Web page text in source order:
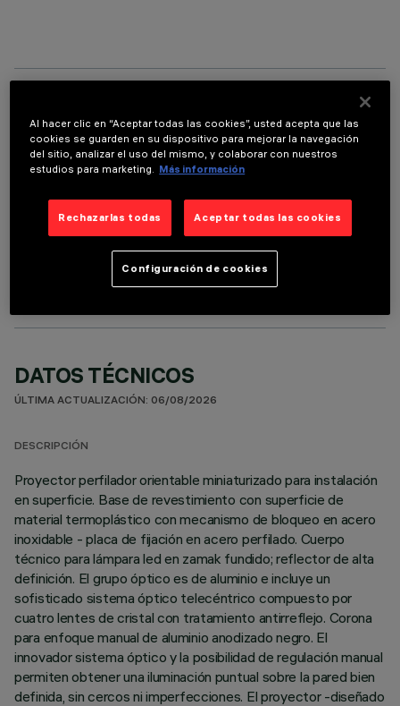
GOBO SIZE AND FOCUS
COMPONENTES OPCIONALES
DATOS TÉCNICOS
ÚLTIMA ACTUALIZACIÓN: 06/08/2026
DESCRIPCIÓN
Proyector perfilador orientable miniaturizado para instalación
en superficie. Base de revestimiento con superficie de
material termoplástico con mecanismo de bloqueo en acero
inoxidable - placa de fijación en acero perfilado. Cuerpo
técnico para lámpara led en zamak fundido; reflector de alta
definición. El grupo óptico es de aluminio e incluye un
sofisticado sistema óptico telecéntrico compuesto por
cuatro lentes de cristal con tratamiento antirreflejo. Corona
para enfoque manual de aluminio anodizado negro. El
innovador sistema óptico y la posibilidad de regulación manual
permiten obtener una iluminación puntual sobre la pared bien
definida, sin cercos ni imperfecciones. El proyector -diseñado
Al hacer clic en “Aceptar todas las cookies”, usted acepta que las
cookies se guarden en su dispositivo para mejorar la navegación
del sitio, analizar el uso del mismo, y colaborar con nuestros
estudios para marketing. Más información
Rechazarlas todas Aceptar todas las cookies
Configuración de cookies